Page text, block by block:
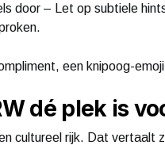
door – Let op subtiele
een knipoog-
dé plek is
cultureel rijk. Dat vertaalt